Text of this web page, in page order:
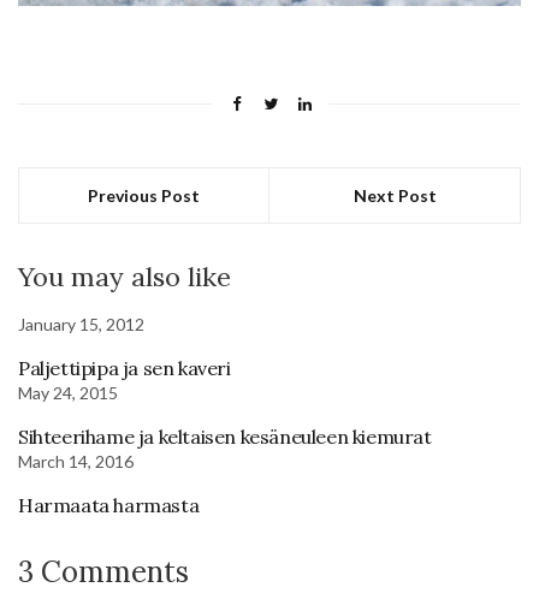
Previous Post Next Post
You may also like
January 15, 2012
Paljettipipa ja sen kaveri
May 24, 2015
Sihteerihame ja keltaisen kesäneuleen kiemurat
March 14, 2016
Harmaata harmasta
3 Comments